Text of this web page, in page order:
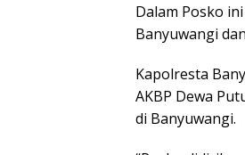
Dalam Posko
Banyuwangi
Kapolresta
AKBP Dewa
di Banyuwangi.